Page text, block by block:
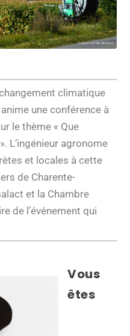
climatique
une conférence à
le thème « Que
L’ingénieur agronome
et locales à cette
de Charente-
et la Chambre
de l’événement qui
Vous
êtes